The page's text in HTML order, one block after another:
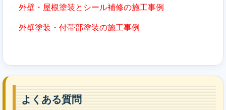
外壁・屋根塗装とシール補修の施工事例
外壁塗装・付帯部塗装の施工事例
よくある質問